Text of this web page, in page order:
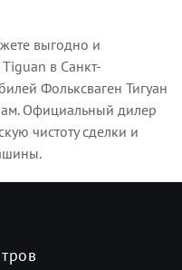
выгодно и
в Санкт-
Фольксваген Тигуан
Официальный дилер
чистоту сделки и